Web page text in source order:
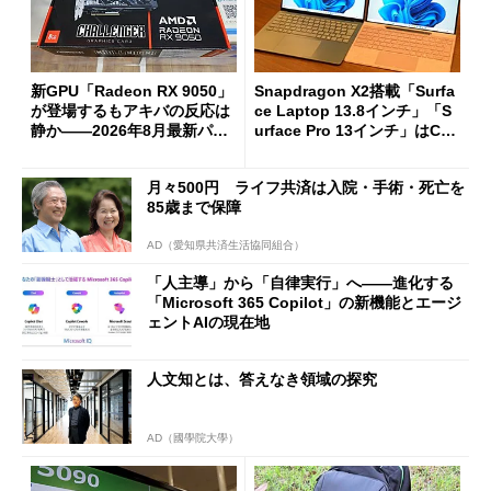
新GPU「Radeon RX 9050」
が登場するもアキバの反応は
静か――2026年8月最新パー
Snapdragon X2搭載「Surfa
ce Laptop 13.8インチ」「S
urface Pro 13インチ」はCop
た
月々500円 ライフ共済は入院・手術・死亡を
85歳まで保障
AD（愛知県共済生活協同組合）
「人主導」から「自律実行」へ――進化する
「Microsoft 365 Copilot」の新機能とエージ
ェントAIの現在地
人文知とは、答えなき領域の探究
AD（國學院大學）